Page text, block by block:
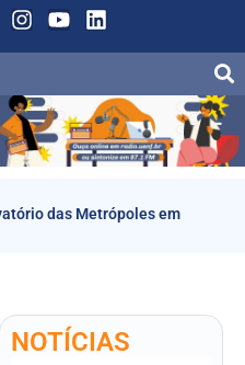
das Metrópoles em
NOTÍCIAS